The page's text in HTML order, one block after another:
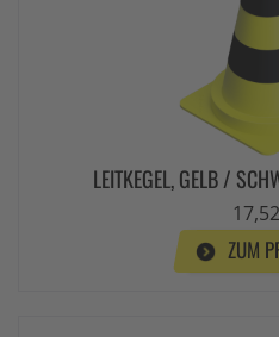
LEITKEGEL, GELB /
ZUM